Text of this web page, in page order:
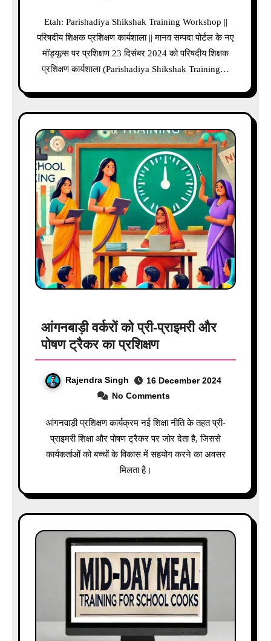
Etah: Parishadiya Shikshak Training Workshop ||
परिषदीय शिक्षक प्रशिक्षण कार्यशाला || मानव सम्पदा पोर्टल के नए
मॉड्यूल्स पर प्रशिक्षण 23 दिसंबर 2024 को परिषदीय शिक्षक
प्रशिक्षण कार्यशाला (Parishadiya Shikshak Training…
आंगनबाड़ी वर्करों को प्री-प्राइमरी और
पोषण ट्रैकर का प्रशिक्षण
Rajendra Singh
16 December 2024
No Comments
आंगनवाड़ी प्रशिक्षण कार्यक्रम नई शिक्षा नीति के तहत प्री-
प्राइमरी शिक्षा और पोषण ट्रैकर पर जोर देता है, जिससे
कार्यकर्ताओं को बच्चों के विकास में सहयोग करने का अवसर
मिलता है।